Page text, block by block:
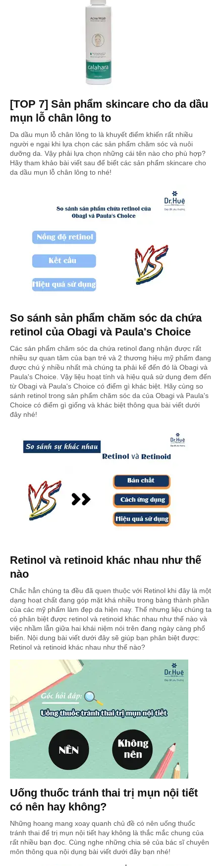
[TOP 7] Sản phẩm skincare cho da dầu
mụn lỗ chân lông to
Da dầu mụn lỗ chân lông to là khuyết điểm khiến rất nhiều
người e ngại khi lựa chọn các sản phẩm chăm sóc và nuôi
dưỡng da. Vậy phải lựa chọn những cái tên nào cho phù hợp?
Hãy tham khảo bài viết sau để biết các sản phẩm skincare cho
da dầu mụn lỗ chân lông to nhé!
So sánh sản phẩm chăm sóc da chứa
retinol của Obagi và Paula's Choice
Các sản phẩm chăm sóc da chứa retinol đang nhận được rất
nhiều sự quan tâm của bạn trẻ và 2 thương hiệu mỹ phẩm đang
được chú ý nhiều nhất mà chúng ta phải kể đến đó là Obagi và
Paula's Choice. Vậy liệu hoạt tính và hiệu quả sử dụng đem đến
từ Obagi và Paula's Choice có điểm gì khác biệt. Hãy cùng so
sánh retinol trong sản phẩm chăm sóc da của Obagi và Paula's
Choice có điểm gì giống và khác biệt thông qua bài viết dưới
đây nhé!
Retinol và retinoid khác nhau như thế
nào
Chắc hẳn chúng ta đều đã quen thuộc với Retinol khi đây là một
dạng hoạt chất đang góp mặt khá nhiều trong bàng thành phần
của các mỹ phẩm làm đẹp da hiện nay. Thế nhưng liệu chúng ta
có phân biệt được retinol và retinoid khác nhau như thế nào và
việc nhầm lẫn giữa hai khái niệm nói trên đang ngày càng phổ
biến. Nội dung bài viết dưới đây sẽ giúp bạn phân biệt được:
Retinol và retinoid khác nhau như thế nào?
Uống thuốc tránh thai trị mụn nội tiết
có nên hay không?
Những hoang mang xoay quanh chủ đề có nên uống thuốc
tránh thai để trị mụn nội tiết hay không là thắc mắc chung của
rất nhiều bạn đọc. Cùng nghe những chia sẻ của bác sĩ chuyên
môn thông qua nội dụng bài viết dưới đây bạn nhé!